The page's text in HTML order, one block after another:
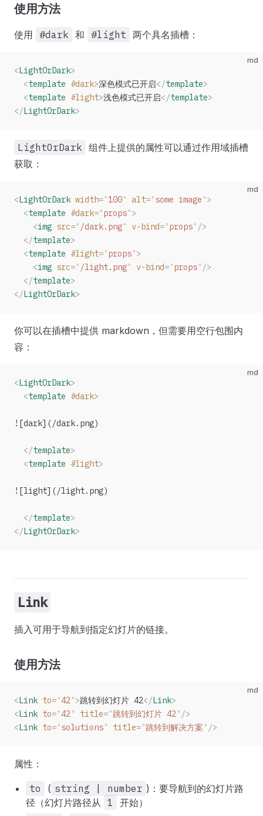
使用方法
使用 #dark 和 #light 两个具名插槽：
md
<LightOrDark>
  <
template #dark>深色模式已开启</template>
  <
template #light>浅色模式已开启</template>
</LightOrDark>
LightOrDark 组件上提供的属性可以通过作用域插槽
获取：
md
<LightOrDark width="100" alt="some image ">
  <
template #dark="props">
    <
img src=" /dark.png" v-bind="props" />
  </
template>
  <
template #light="props">
    <
img src=" /light.png" v-bind="props" />
  </
template>
</LightOrDark>
你可以在插槽中提供 markdown，但需要用空行包围内
容：
md
<LightOrDark>
  <
template #dark>
![dark](/dark.png)
  </
template>
  <
template #light>
![light](/light.png)
  </
template>
</LightOrDark>
Link
插入可用于导航到指定幻灯片的链接。
使用方法
md
<Link to="42">跳转到幻灯片 42</Link>
<Link to="42" title="跳转到幻灯片 42" />
<Link to="solutions" title="跳转到解决方案 " />
属性：
to ( string | number )：要导航到的幻灯片路
径（幻灯片路径从 1
开始）